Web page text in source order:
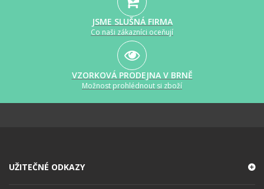
JSME SLUŠNÁ FIRMA
Co naši zákazníci oceňují
VZORKOVÁ PRODEJNA V BRNĚ
Možnost prohlédnout si zboží
UŽITEČNÉ ODKAZY